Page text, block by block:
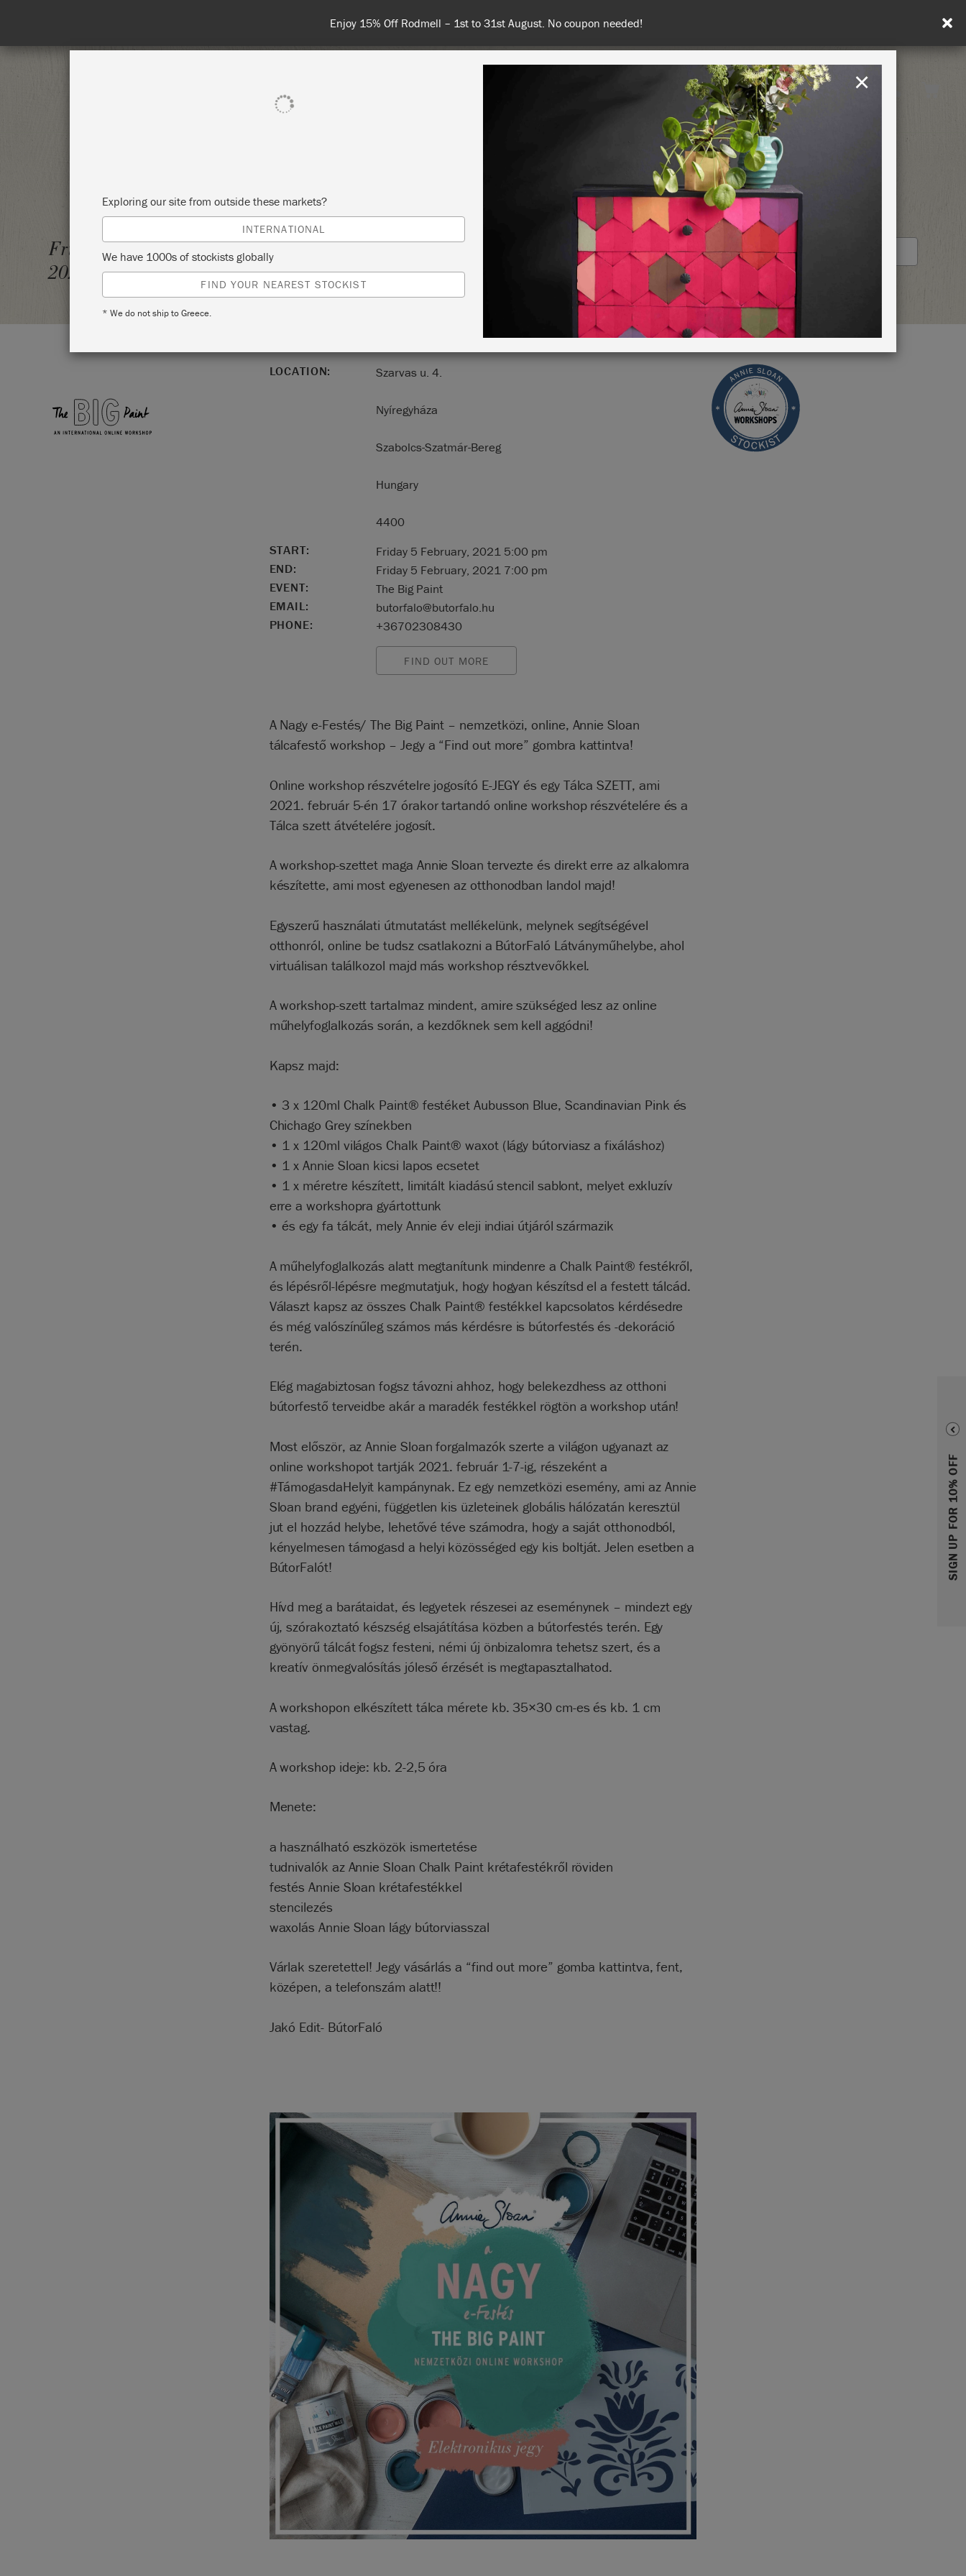
Enjoy 15% Off Rodmell – 1st to 31st August. No coupon needed!
United Kingdom
RETREATS
SIGN UP FOR 10% OFF
Friday 5 February,
2021
A NAGY E-FESTÉS FEBR.5. PÉNTEK 17 ÓRA
BÚTORFALÓ
STOCKIST PROFILE
LOCATION: Szarvas u. 4.
Nyíregyháza
Szabolcs-Szatmár-Bereg
Hungary
4400
START:
Friday 5 February, 2021 5:00 pm
END:
Friday 5 February, 2021 7:00 pm
EVENT:
The Big Paint
EMAIL:
butorfalo@butorfalo.hu
PHONE:
+36702308430
FIND OUT MORE
A Nagy e-Festés/ The Big Paint – nemzetközi, online, Annie Sloan
tálcafestő workshop – Jegy a “Find out more” gombra kattintva!
Online workshop részvételre jogosító E-JEGY és egy Tálca SZETT, ami
2021. február 5-én 17 órakor tartandó online workshop részvételére és a
Tálca szett átvételére jogosít.
A workshop-szettet maga Annie Sloan tervezte és direkt erre az alkalomra
készítette, ami most egyenesen az otthonodban landol majd!
Egyszerű használati útmutatást mellékelünk, melynek segítségével
otthonról, online be tudsz csatlakozni a BútorFaló Látványműhelybe, ahol
virtuálisan találkozol majd más workshop résztvevőkkel.
A workshop-szett tartalmaz mindent, amire szükséged lesz az online
műhelyfoglalkozás során, a kezdőknek sem kell aggódni!
Kapsz majd:
• 3 x 120ml Chalk Paint® festéket Aubusson Blue, Scandinavian Pink és
Chichago Grey színekben
• 1 x 120ml világos Chalk Paint® waxot (lágy bútorviasz a fixáláshoz)
• 1 x Annie Sloan kicsi lapos ecsetet
• 1 x méretre készített, limitált kiadású stencil sablont, melyet exkluzív
erre a workshopra gyártottunk
• és egy fa tálcát, mely Annie év eleji indiai útjáról származik
A műhelyfoglalkozás alatt megtanítunk mindenre a Chalk Paint® festékről,
és lépésről-lépésre megmutatjuk, hogy hogyan készítsd el a festett tálcád.
Választ kapsz az összes Chalk Paint® festékkel kapcsolatos kérdésedre
és még valószínűleg számos más kérdésre is bútorfestés és -dekoráció
terén.
Elég magabiztosan fogsz távozni ahhoz, hogy belekezdhess az otthoni
bútorfestő terveidbe akár a maradék festékkel rögtön a workshop után!
Most először, az Annie Sloan forgalmazók szerte a világon ugyanazt az
online workshopot tartják 2021. február 1-7-ig, részeként a
#TámogasdaHelyit kampánynak. Ez egy nemzetközi esemény, ami az Annie
Sloan brand egyéni, független kis üzleteinek globális hálózatán keresztül
jut el hozzád helybe, lehetővé téve számodra, hogy a saját otthonodból,
kényelmesen támogasd a helyi közösséged egy kis boltját. Jelen esetben a
BútorFalót!
Hívd meg a barátaidat, és legyetek részesei az eseménynek – mindezt egy
új, szórakoztató készség elsajátítása közben a bútorfestés terén. Egy
gyönyörű tálcát fogsz festeni, némi új önbizalomra tehetsz szert, és a
kreatív önmegvalósítás jóleső érzését is megtapasztalhatod.
A workshopon elkészített tálca mérete kb. 35×30 cm-es és kb. 1 cm
vastag.
A workshop ideje: kb. 2-2,5 óra
Menete:
a használható eszközök ismertetése
tudnivalók az Annie Sloan Chalk Paint krétafestékről röviden
festés Annie Sloan krétafestékkel
stencilezés
waxolás Annie Sloan lágy bútorviasszal
Várlak szeretettel! Jegy vásárlás a “find out more” gomba kattintva, fent,
középen, a telefonszám alatt!!
Jakó Edit- BútorFaló
Exploring our site from outside these markets?
INTERNATIONAL
We have 1000s of stockists globally
FIND YOUR NEAREST STOCKIST
* We do not ship to Greece.
×